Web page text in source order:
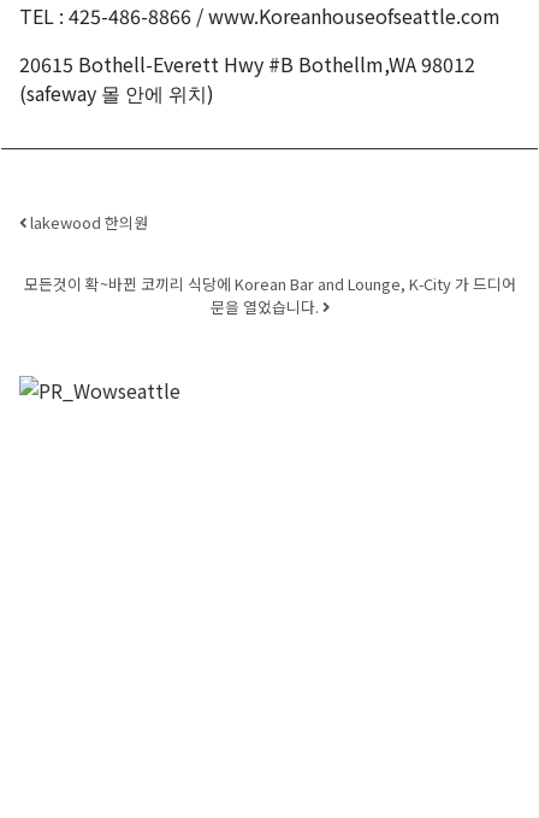
TEL : 425-486-8866 / www.Koreanhouseofseattle.com
20615 Bothell-Everett Hwy #B Bothellm,WA 98012
(safeway 몰 안에 위치 )
Post navigation
lakewood 한의원
모든것이 확~바뀐 코끼리 식당에 Korean Bar and Lounge, K-City 가 드디어
문을 열었습니다.